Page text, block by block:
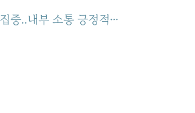
중..내부 소통 긍정적…